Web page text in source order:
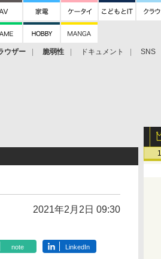
ウザー 脆弱性 ドキュメント SNS
2021年2月2日 09:30
note LinkedIn